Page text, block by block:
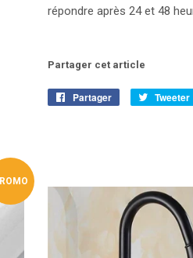
répondre après 24 et 48
Partager cet article
Partager
PartagerTweeter